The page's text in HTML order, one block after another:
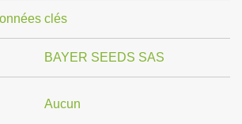
clés
BAYER SEEDS SAS
Aucun